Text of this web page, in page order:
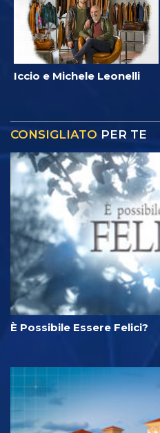
Iccio e Michele Leonelli
CONSIGLIATO PER TE
È Possibile Essere Felici?